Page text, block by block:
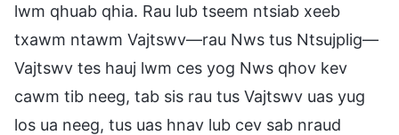
lwm qhuab qhia. Rau lub tseem ntsiab xeeb
txawm ntawm Vajtswv—rau Nws tus Ntsujplig—
Vajtswv tes hauj lwm ces yog Nws qhov kev
cawm tib neeg, tab sis rau tus Vajtswv uas yug
los ua neeg, tus uas hnav lub cev sab nraud